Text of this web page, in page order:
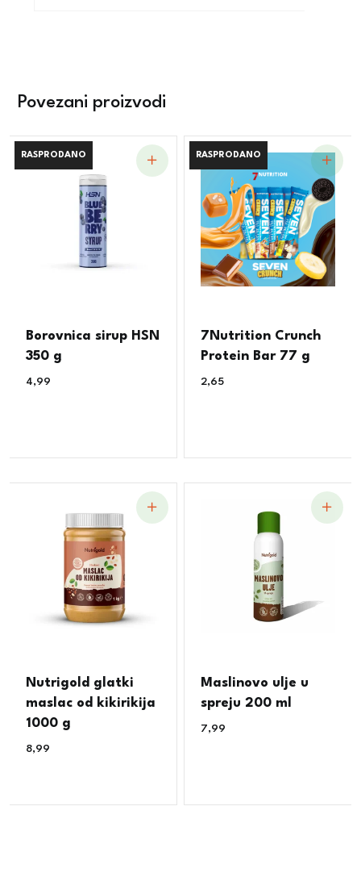
Povezani proizvodi
RASPRODANO
RASPRODANO
Borovnica sirup HSN
350 g
4,99
RASPRODANO
RASPRODANO
7Nutrition Crunch
Protein Bar 77 g
2,65
Nutrigold glatki
maslac od kikirikija
1000 g
8,99
Maslinovo ulje u
spreju 200 ml
7,99